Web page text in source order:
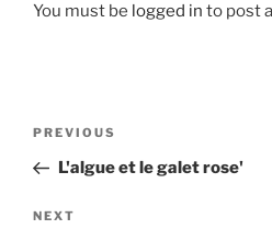
You must be logged in to post
Previous
Post
PREVIOUS
L'algue et le galet rose'
Next
NEXT